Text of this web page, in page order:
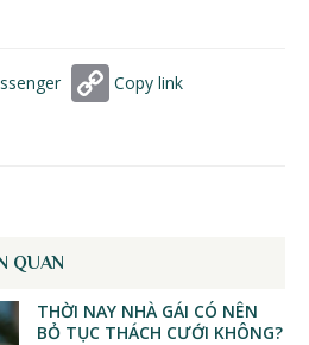
Copy link
QUAN
THỜI NAY NHÀ GÁI CÓ NÊN
BỎ TỤC THÁCH CƯỚI KHÔNG?